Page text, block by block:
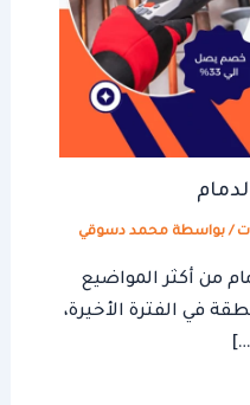
/ بواسطة محمد دسوقي
من أكثر المواضيع
في الفترة الأخيرة،